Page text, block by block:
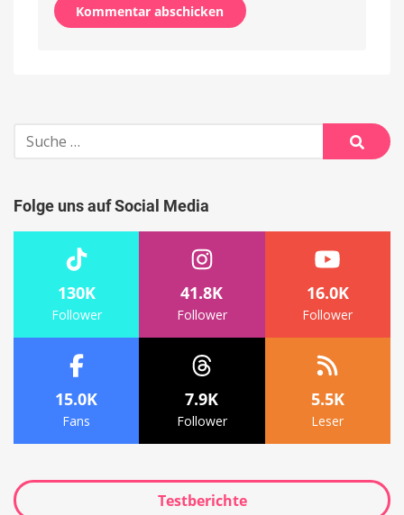
Suche
nach:
Suche
Folge uns auf Social Media
130K
Follower
41.8K
Follower
16.0K
Follower
15.0K
Fans
7.9K
Follower
5.5K
Leser
Testberichte